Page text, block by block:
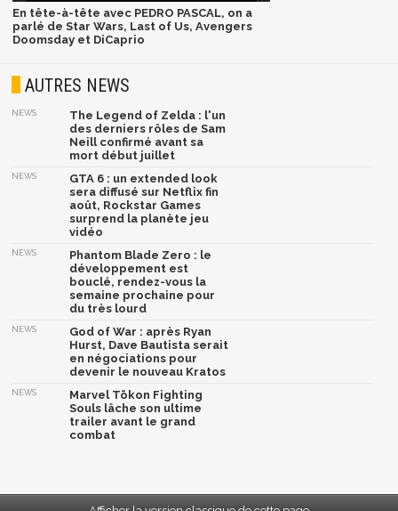
En tête-à-tête avec PEDRO PASCAL, on a
parlé de Star Wars, Last of Us, Avengers
Doomsday et DiCaprio
AUTRES NEWS
NEWS
The Legend of Zelda : l'un
des derniers rôles de Sam
Neill confirmé avant sa
mort début juillet
NEWS
GTA 6 : un extended look
sera diffusé sur Netflix fin
août, Rockstar Games
surprend la planète jeu
vidéo
NEWS
Phantom Blade Zero : le
développement est
bouclé, rendez-vous la
semaine prochaine pour
du très lourd
NEWS
God of War : après Ryan
Hurst, Dave Bautista serait
en négociations pour
devenir le nouveau Kratos
NEWS
Marvel Tōkon Fighting
Souls lâche son ultime
trailer avant le grand
combat